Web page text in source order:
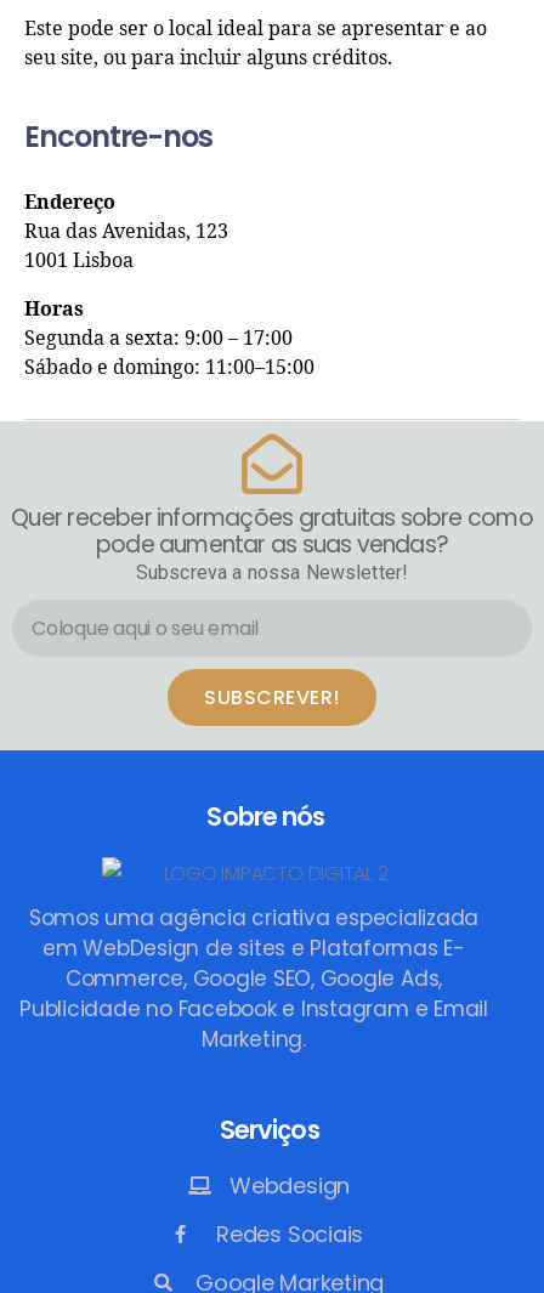
Este pode ser o local ideal para se apresentar e ao
seu site, ou para incluir alguns créditos.
Encontre-nos
Endereço
Rua das Avenidas, 123
1001 Lisboa
Horas
Segunda a sexta: 9:00 – 17:00
Sábado e domingo: 11:00–15:00
Quer receber informações gratuitas sobre como
pode aumentar as suas vendas?
Subscreva a nossa Newsletter!
SUBSCREVER!
Sobre nós
Somos uma agência criativa especializada
em WebDesign de sites e Plataformas E-
Commerce, Google SEO, Google Ads,
Publicidade no Facebook e Instagram e Email
Marketing.
Serviços
Webdesign
Redes Sociais
Google Marketing